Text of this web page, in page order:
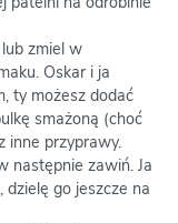
zmiel w
Oskar i ja
ty możesz dodać
smażoną (choć
inne przyprawy.
następnie zawiń. Ja
go jeszcze na